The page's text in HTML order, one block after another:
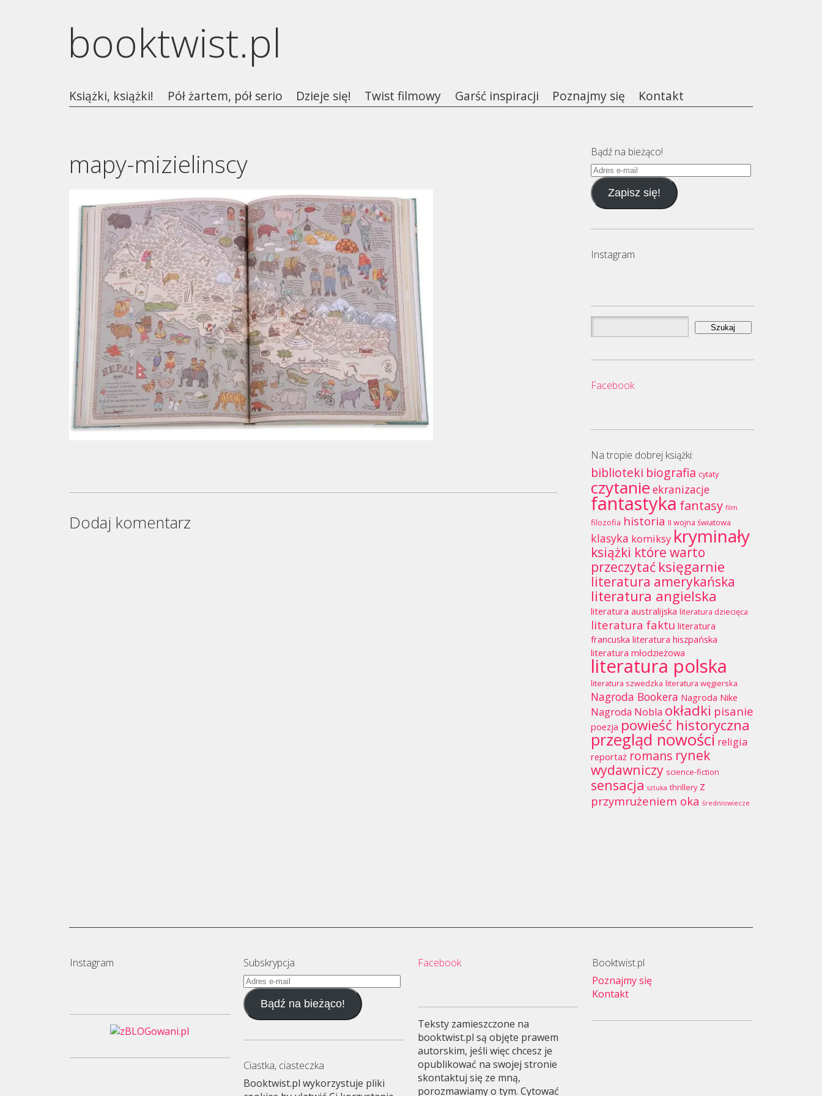
booktwist.pl
Książki, książki! Pół żartem, pół serio Dzieje się! Twist filmowy Garść inspiracji Poznajmy się Kontakt
mapy-mizielinscy
Dodaj komentarz
Bądź na bieżąco!
Adres
e-
mailZapisz się!
Instagram
Szukaj:
Facebook
Na tropie dobrej książki:
biblioteki biografia cytaty
czytanie ekranizacje
fantastyka fantasy film
filozofia historia II wojna światowa
klasyka komiksy kryminały
książki które warto
przeczytać księgarnie
literatura amerykańska
literatura angielska
literatura australijska literatura dziecięca
literatura faktu literatura
francuska literatura hiszpańska
literatura młodzieżowa
literatura polska
literatura szwedzka literatura węgierska
Nagroda Bookera Nagroda Nike
Nagroda Nobla okładki pisanie
poezja powieść historyczna
przegląd nowości religia
reportaż romans rynek
wydawniczy science-fiction
sensacja sztuka thrillery z
przymrużeniem oka średniowiecze
Instagram
Subskrypcja
Adres
e-
mailBądź na bieżąco!
Ciastka, ciasteczka
Booktwist.pl wykorzystuje pliki
Facebook
Teksty zamieszczone na
booktwist.pl są objęte prawem
autorskim, jeśli więc chcesz je
opublikować na swojej stronie
skontaktuj się ze mną,
porozmawiamy o tym. Cytować
Booktwist.pl
Poznajmy się
Kontakt